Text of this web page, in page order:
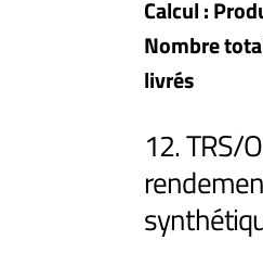
Calcul :
Nombre
livrés
12. TRS/